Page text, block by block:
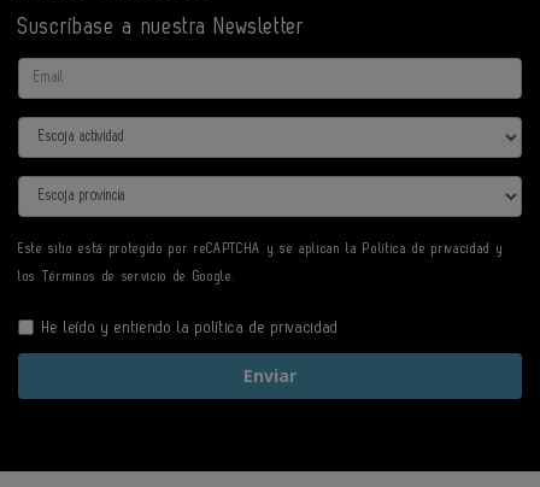
Suscríbase a nuestra Newsletter
Email
Actividad
Provincia
Este sitio está protegido por reCAPTCHA y se aplican la Política de privacidad y
los Términos de servicio de Google.
He leído y entiendo lapolítica de privacidad
Enviar